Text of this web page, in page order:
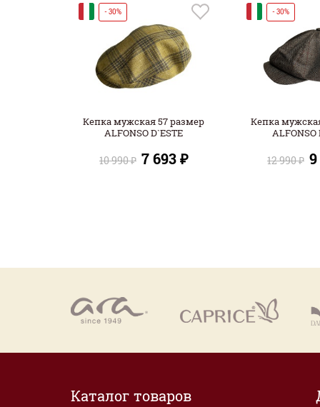
- 30%
Кепка мужская 57 размер
ALFONSO D`ESTE
10 990 ₽ 7 693 ₽
- 30%
Кепка
ALFONSO
12 990 ₽
Каталог товаров